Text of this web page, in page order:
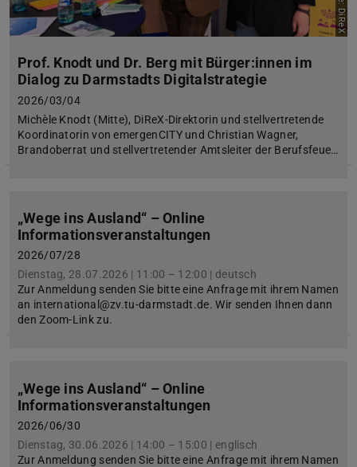
Prof. Knodt und Dr. Berg mit Bürger:innen im
Dialog zu Darmstadts Digitalstrategie
2026/03/04
Michèle Knodt (Mitte), DiReX-Direktorin und stellvertretende
Koordinatorin von emergenCITY und Christian Wagner,
Brandoberrat und stellvertretender Amtsleiter der Berufsfeue…
„Wege ins Ausland“ – Online
Informationsveranstaltungen
2026/07/28
Dienstag, 28.07.2026 | 11:00 – 12:00 | deutsch
Zur Anmeldung senden Sie bitte eine Anfrage mit ihrem Namen
an international@zv.tu-darmstadt.de. Wir senden Ihnen dann
den Zoom-Link zu.
„Wege ins Ausland“ – Online
Informationsveranstaltungen
2026/06/30
Dienstag, 30.06.2026 | 14:00 – 15:00 | englisch
Zur Anmeldung senden Sie bitte eine Anfrage mit ihrem Namen